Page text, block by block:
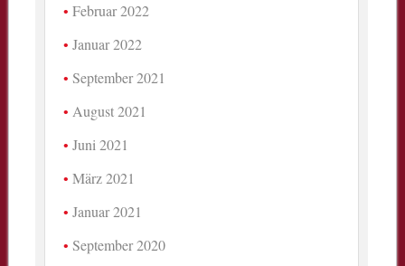
Februar 2022
Januar 2022
September 2021
August 2021
Juni 2021
März 2021
Januar 2021
September 2020